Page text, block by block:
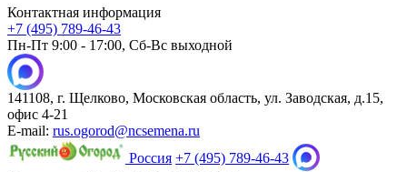
Контактная информация
+7 (495) 789-46-43
Пн-Пт 9:00 - 17:00, Сб-Вс выходной
141108, г. Щелково, Московская область, ул. Заводская, д.15,
офис 4-21
E-mail: rus.ogorod@ncsemena.ru
Россия +7 (495) 789-46-43